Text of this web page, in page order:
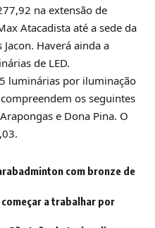
na extensão de
Atacadista até a sede da
Haverá ainda a
de LED.
luminárias por iluminação
os seguintes
e Dona Pina. O
com bronze de
a trabalhar por